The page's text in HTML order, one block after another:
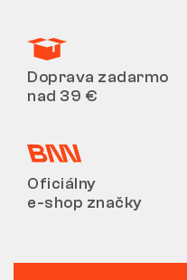
Doprava zadarmo
nad 39 €
Oficiálny
e-shop značky